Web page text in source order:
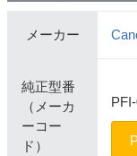
メーカー
純正型番
（メーカ
ーコー
ド）